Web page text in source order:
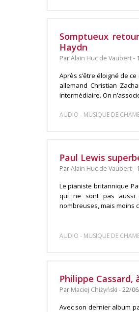
Somptueux
Haydn
ParAlain Huc de Vaubert-
Après s’être éloigné de
allemand Christian
intermédiaire. On
AUDIO - MUSIQUE DE
Paul Lewis
ParAlain Huc de Vaubert-
Le pianiste britannique
qui ne sont pas aussi
nombreuses, mais moins
AUDIO - MUSIQUE DE
Philippe Cassard,
Par Maciej Chiżyński - 22/
Avec son dernier album